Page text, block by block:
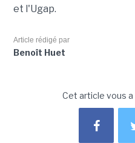
et l'Ugap.
Article rédigé par
Benoît Huet
Cet article vous a